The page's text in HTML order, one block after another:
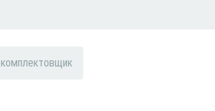
комплектовщик